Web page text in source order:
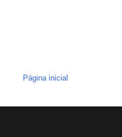
Página inicial